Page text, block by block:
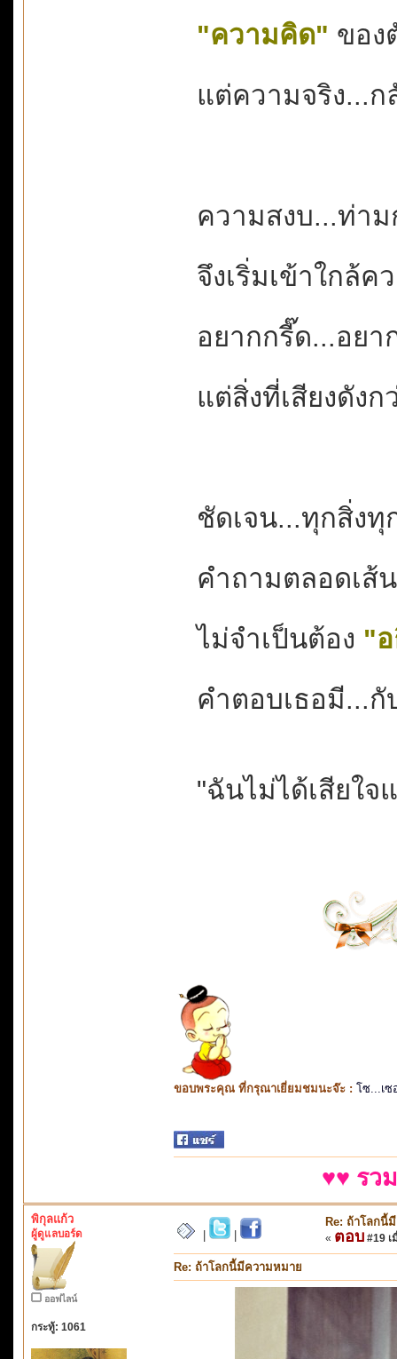
"ความคิด" ของ
แต่ความจริง...
ความสงบ...ท่า
จึงเริ่มเข้าใกล้
อยากกรี๊ด...อย
แต่สิ่งที่เสียงดัง
ชัดเจน...ทุกสิ่งทุ
คำถามตลอดเส้
ไม่จำเป็นต้อง "
คำตอบเธอมี...
"ฉันไม่ได้เสียใจ
ขอบพระคุณ ที่กรุณาเยี่ยมชมนะจ๊ะ : โซ...เซ
♥♥ รว
พิกุลแก้ว
ผู้ดูแลบอร์ด
ออฟไลน์
กระทู้: 1061
Re: ถ้าโลกนี้
« ตอบ #19 เ
Re: ถ้าโลกนี้มีความหมาย